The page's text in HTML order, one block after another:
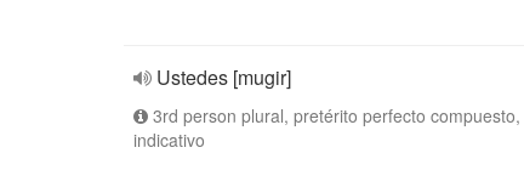
Ustedes [mugir]
3rd person plural, pretérito perfecto compuesto,
indicativo